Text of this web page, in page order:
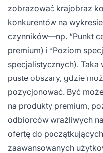
zobrazować krajobraz
konkurentów na
czynników—np. “Punkt
premium) i “Poziom
specjalistycznych). Taka
puste obszary, gdzie
pozycjonować. Być
na produkty premium,
odbiorców wrażliwych
ofertę do
zaawansowanych